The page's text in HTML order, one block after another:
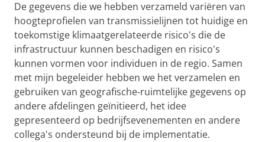
De gegevens die we hebben verzameld variëren van
hoogteprofielen van transmissielijnen tot huidige en
toekomstige klimaatgerelateerde risico's die de
infrastructuur kunnen beschadigen en risico's
kunnen vormen voor individuen in de regio. Samen
met mijn begeleider hebben we het verzamelen en
gebruiken van geografische-ruimtelijke gegevens op
andere afdelingen geïnitieerd, het idee
gepresenteerd op bedrijfsevenementen en andere
collega's ondersteund bij de implementatie.